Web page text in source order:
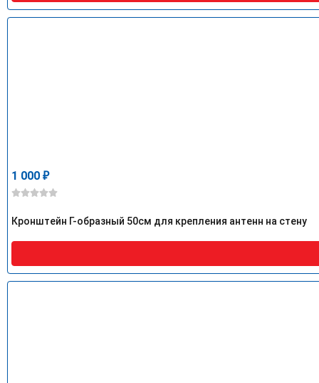
1 000 ₽
Кронштейн Г-образный 50см для крепления антенн на стену